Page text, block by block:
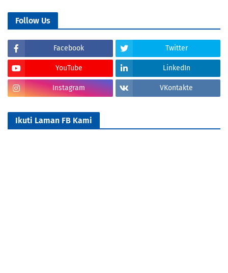
Follow Us
Facebook Twitter
YouTube LinkedIn
Instagram VKontakte
Ikuti Laman FB Kami